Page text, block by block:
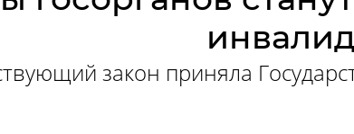
закон приняла